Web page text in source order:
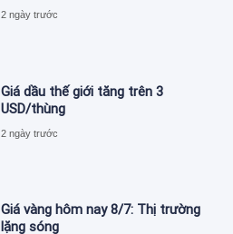
2 ngày trước
Giá dầu thế giới tăng trên 3
USD/thùng
2 ngày trước
Giá vàng hôm nay 8/7: Thị trường
lặng sóng